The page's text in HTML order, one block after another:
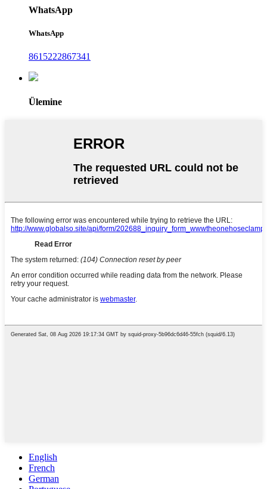
WhatsApp
WhatsApp
8615222867341
Ülemine
English
French
German